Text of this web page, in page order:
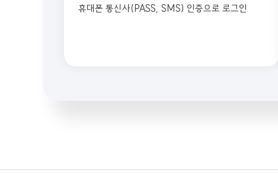
휴대폰 통신사(PASS, SMS) 인증으로 로그인